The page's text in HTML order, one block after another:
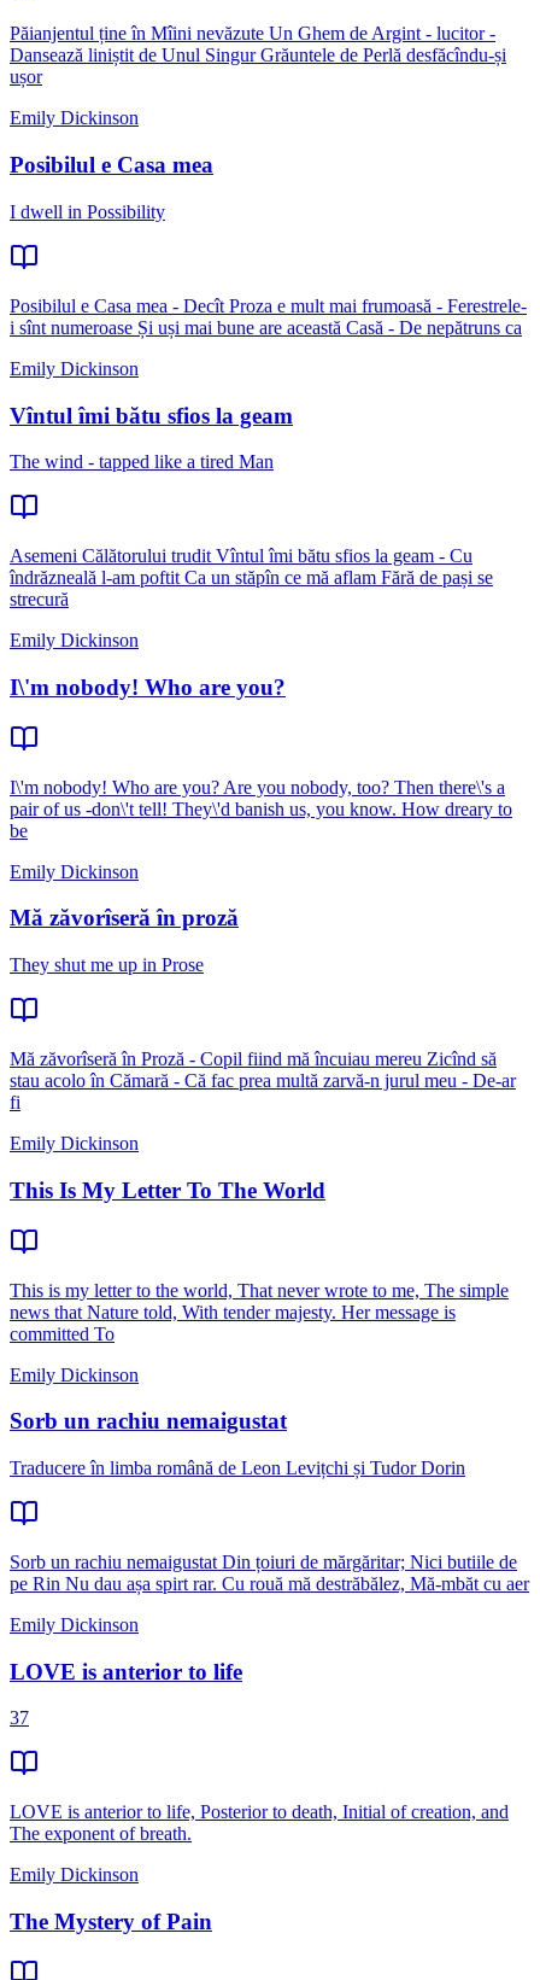
Păianjentul ține în Mîini nevăzute Un Ghem de Argint - lucitor -
Dansează liniștit de Unul Singur Grăuntele de Perlă desfăcîndu-și
ușor
Emily Dickinson
Posibilul e Casa mea
I dwell in Possibility
Posibilul e Casa mea - Decît Proza e mult mai frumoasă - Ferestrele-
i sînt numeroase Și uși mai bune are această Casă - De nepătruns ca
Emily Dickinson
Vîntul îmi bătu sfios la geam
The wind - tapped like a tired Man
Asemeni Călătorului trudit Vîntul îmi bătu sfios la geam - Cu
îndrăzneală l-am poftit Ca un stăpîn ce mă aflam Fără de pași se
strecură
Emily Dickinson
I\'m nobody! Who are you?
I\'m nobody! Who are you? Are you nobody, too? Then there\'s a
pair of us -don\'t tell! They\'d banish us, you know. How dreary to
be
Emily Dickinson
Mă zăvorîseră în proză
They shut me up in Prose
Mă zăvorîseră în Proză - Copil fiind mă încuiau mereu Zicînd să
stau acolo în Cămară - Că fac prea multă zarvă-n jurul meu - De-ar
fi
Emily Dickinson
This Is My Letter To The World
This is my letter to the world, That never wrote to me, The simple
news that Nature told, With tender majesty. Her message is
committed To
Emily Dickinson
Sorb un rachiu nemaigustat
Traducere în limba română de Leon Levițchi și Tudor Dorin
Sorb un rachiu nemaigustat Din țoiuri de mărgăritar; Nici butiile de
pe Rin Nu dau așa spirt rar. Cu rouă mă destrăbălez, Mă-mbăt cu aer
Emily Dickinson
LOVE is anterior to life
37
LOVE is anterior to life, Posterior to death, Initial of creation, and
The exponent of breath.
Emily Dickinson
The Mystery of Pain